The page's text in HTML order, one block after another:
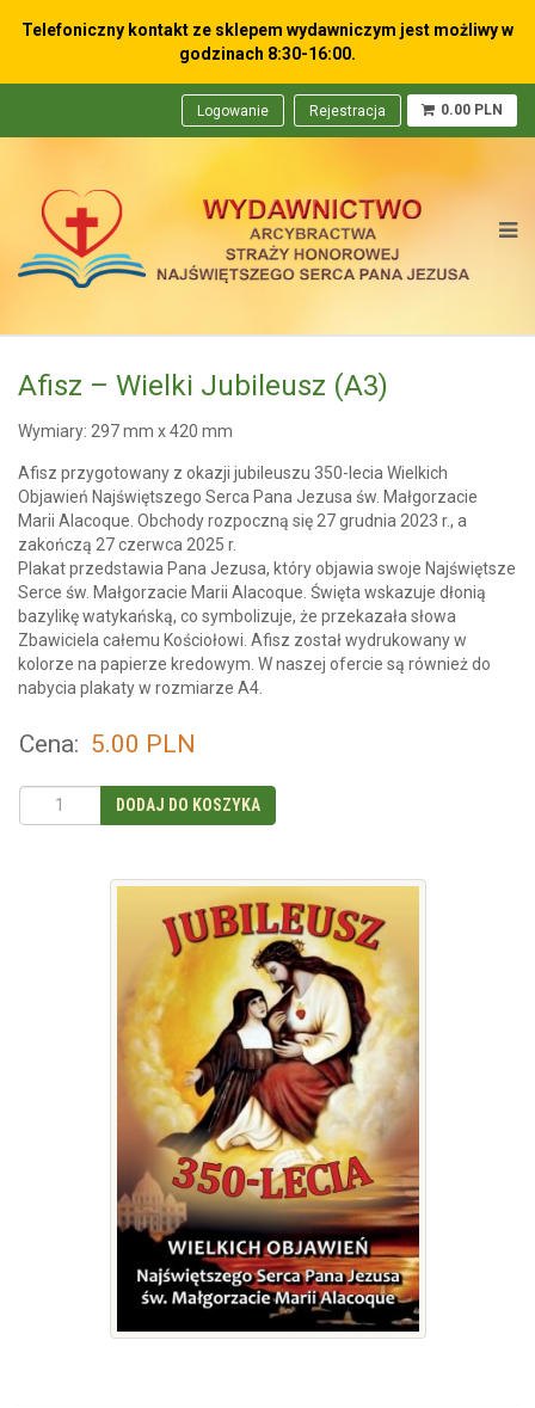
Telefoniczny kontakt ze sklepem wydawniczym jest możliwy w
godzinach 8:30-16:00.
Logowanie Rejestracja 0.00 PLN
Afisz – Wielki Jubileusz (A3)
Wymiary: 297 mm x 420 mm
Afisz przygotowany z okazji jubileuszu 350-lecia Wielkich
Objawień Najświętszego Serca Pana Jezusa św. Małgorzacie
Marii Alacoque. Obchody rozpoczną się 27 grudnia 2023 r., a
zakończą 27 czerwca 2025 r.
Plakat przedstawia Pana Jezusa, który objawia swoje Najświętsze
Serce św. Małgorzacie Marii Alacoque. Święta wskazuje dłonią
bazylikę watykańską, co symbolizuje, że przekazała słowa
Zbawiciela całemu Kościołowi. Afisz został wydrukowany w
kolorze na papierze kredowym. W naszej ofercie są również do
nabycia plakaty w rozmiarze A4.
Cena: 5.00 PLN